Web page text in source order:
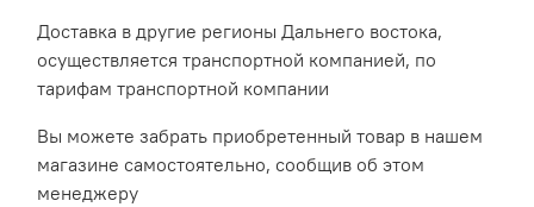
Доставка в другие регионы Дальнего востока,
осуществляется транспортной компанией, по
тарифам транспортной компании
Вы можете забрать приобретенный товар в нашем
магазине самостоятельно, сообщив об этом
менеджеру